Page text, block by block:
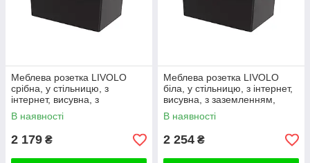
Меблева розетка LIVOLO
срібна, у стільницю, з
інтернет, висувна, з
заземленням, плавне
відкриття, алюміній
В наявності
2 179 ₴
Меблева розетка LIVOLO
біла, у стільницю, з інтернет,
висувна, з заземленням,
плавне відкриття, алюміній
В наявності
2 254 ₴